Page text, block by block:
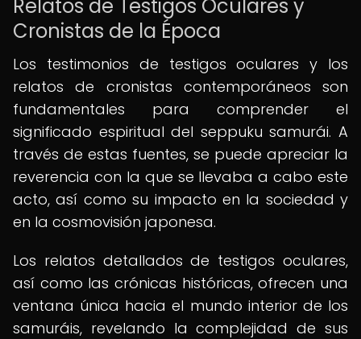
Relatos de Testigos Oculares y
Cronistas de la Época
Los testimonios de testigos oculares y los
relatos de cronistas contemporáneos son
fundamentales para comprender el
significado espiritual del seppuku samurái. A
través de estas fuentes, se puede apreciar la
reverencia con la que se llevaba a cabo este
acto, así como su impacto en la sociedad y
en la cosmovisión japonesa.
Los relatos detallados de testigos oculares,
así como las crónicas históricas, ofrecen una
ventana única hacia el mundo interior de los
samuráis, revelando la complejidad de sus